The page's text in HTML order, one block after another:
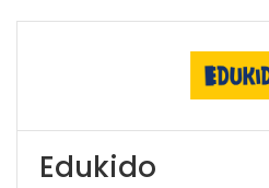
you
this
formEdukido